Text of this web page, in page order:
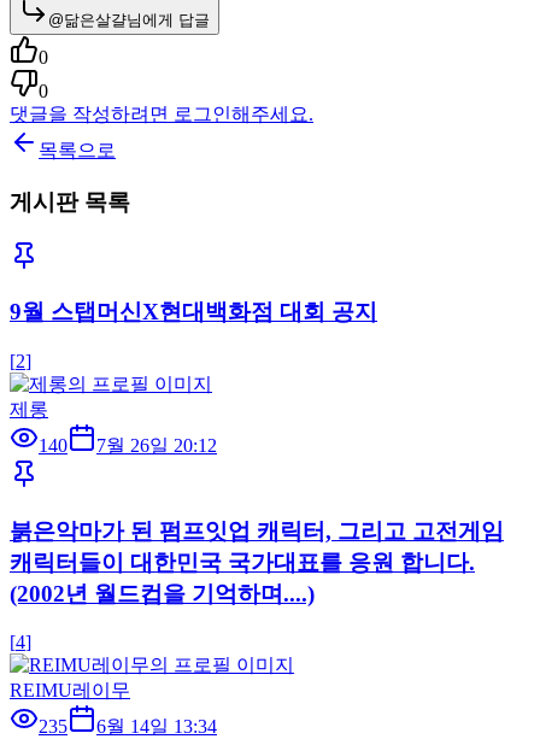
@닮은살걀님에게 답글
0
0
댓글을 작성하려면 로그인해주세요.
목록으로
게시판 목록
9월 스탭머신X현대백화점 대회 공지
[2]
제롱
140
7월 26일 20:12
붉은악마가 된 펌프잇업 캐릭터, 그리고 고전게임
캐릭터들이 대한민국 국가대표를 응원 합니다.
(2002년 월드컵을 기억하며....)
[4]
REIMU레이무
235
6월 14일 13:34